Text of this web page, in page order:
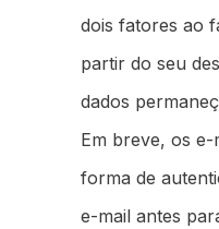
dois fatores ao
partir do seu
dados
Em breve, os
forma de
e-mail antes